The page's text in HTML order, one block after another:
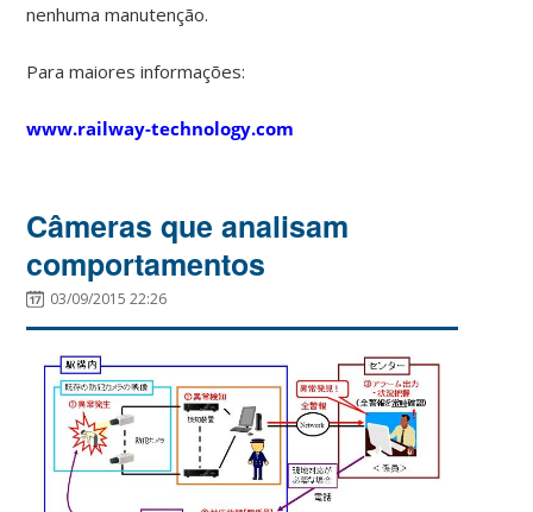
nenhuma manutenção.
Para maiores informações:
www.railway-technology.com
Câmeras que analisam
comportamentos
03/09/2015 22:26